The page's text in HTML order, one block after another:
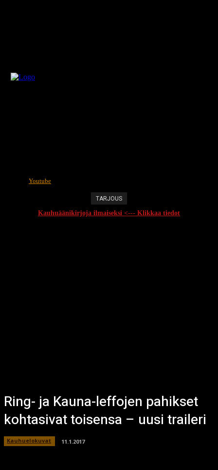
Youtube
TARJOUS
Kauhuäänikirjoja ilmaiseksi <--- Klikkaa tiedot
Ring- ja Kauna-leffojen pahikset
kohtasivat toisensa – uusi traileri
Kauhuelokuvat 11.1.2017